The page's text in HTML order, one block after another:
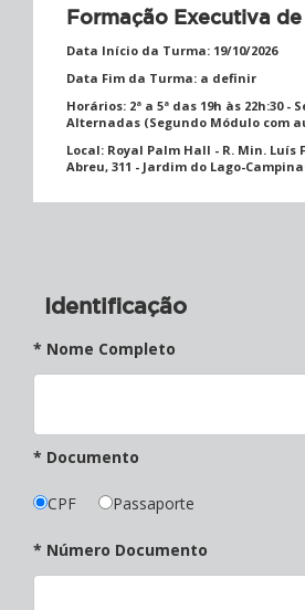
Formação Executiva
Data Início da Turma: 19/10/2026
Data Fim da Turma: a definir
Horários: 2ª a 5ª das 19h às 22h:30 -
Alternadas (Segundo Módulo com
Local: Royal Palm Hall - R. Min. Luís
Abreu, 311 - Jardim do Lago-
Identificação
* Nome Completo
* Documento
CPF Passaporte
* Número Documento